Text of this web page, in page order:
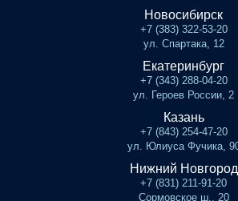
Новосибирск
+7 (383) 322-53-20
ул. Спартака, 12
Екатеринбург
+7 (343) 288-04-20
ул. Героев России, 2
Казань
+7 (843) 254-47-20
ул. Юлиуса Фучика,
Нижний Новгород
+7 (831) 211-91-20
Сормовское ш., 20